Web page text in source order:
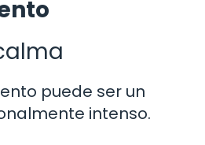
puede ser un
intenso.